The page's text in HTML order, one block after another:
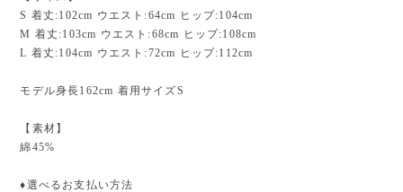
S 着丈:102cm ウエスト:64cm ヒップ:104cm
M 着丈:103cm ウエスト:68cm ヒップ:108cm
L 着丈:104cm ウエスト:72cm ヒップ:112cm
モデル身長162cm 着用サイズS
【素材】
綿45%
♦︎選べるお支払い方法